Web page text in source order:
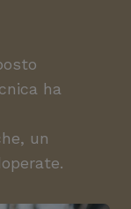
ha
un